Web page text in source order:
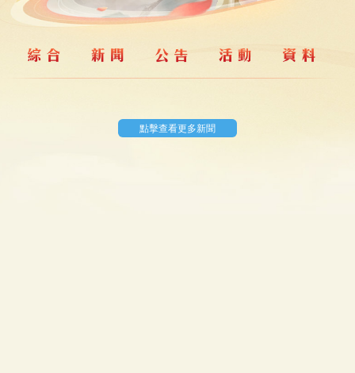
點擊查看更多新聞